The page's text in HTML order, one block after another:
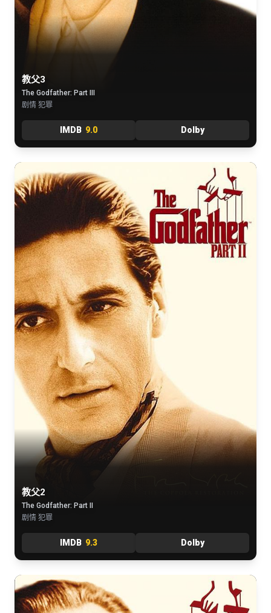
教父3
The Godfather: Part III
剧情 犯罪
IMDB 9.0 Dolby
教父2
The Godfather: Part II
剧情 犯罪
IMDB 9.3 Dolby